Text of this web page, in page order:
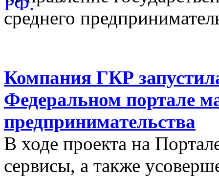
среднего
Компания ГКР
Федеральном портале
предпринимательства
В ходе проекта на
сервисы, а также